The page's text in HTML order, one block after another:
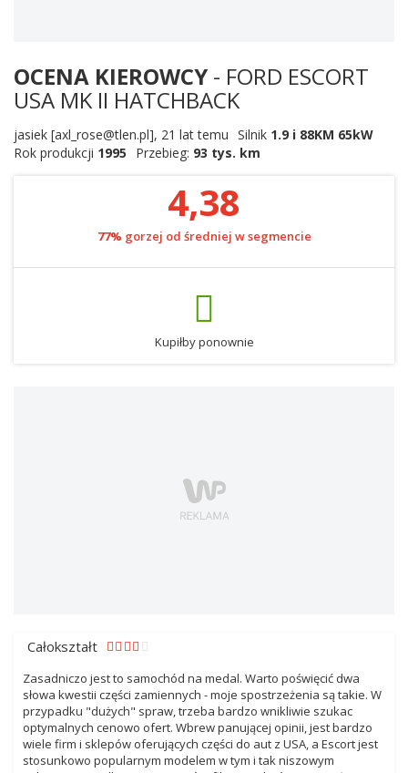
OCENA KIEROWCY - FORD ESCORT
USA MK II HATCHBACK
jasiek [axl_rose@tlen.pl], 21 lat temu Silnik 1.9 i 88KM 65kW
Rok produkcji 1995 Przebieg: 93 tys. km
4,38
77% gorzej od średniej w segmencie
Kupiłby ponownie
Całokształt
Zasadniczo jest to samochód na medal. Warto poświęcić dwa
słowa kwestii części zamiennych - moje spostrzeżenia są takie. W
przypadku "dużych" spraw, trzeba bardzo wnikliwie szukac
optymalnych cenowo ofert. Wbrew panującej opinii, jest bardzo
wiele firm i sklepów oferujących części do aut z USA, a Escort jest
stosunkowo popularnym modelem w tym i tak niszowym